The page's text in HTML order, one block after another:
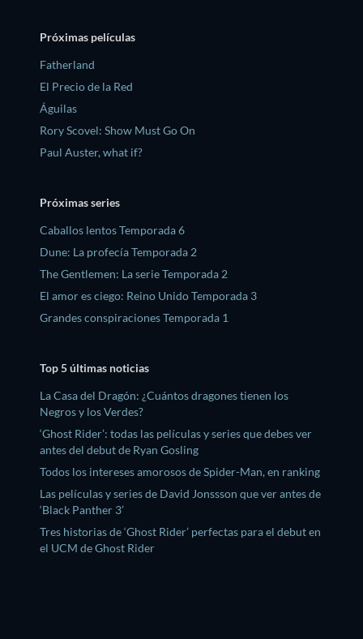
Próximas películas
Fatherland
El Precio de la Red
Águilas
Rory Scovel: Show Must Go On
Paul Auster, what if?
Próximas series
Caballos lentos Temporada 6
Dune: La profecía Temporada 2
The Gentlemen: La serie Temporada 2
El amor es ciego: Reino Unido Temporada 3
Grandes conspiraciones Temporada 1
Top 5 últimas noticias
La Casa del Dragón: ¿Cuántos dragones tienen los
Negros y los Verdes?
‘Ghost Rider’: todas las películas y series que debes ver
antes del debut de Ryan Gosling
Todos los intereses amorosos de Spider-Man, en ranking
Las películas y series de David Jonssson que ver antes de
‘Black Panther 3’
Tres historias de ‘Ghost Rider’ perfectas para el debut en
el UCM de Ghost Rider